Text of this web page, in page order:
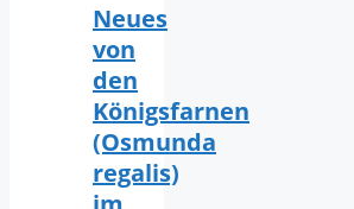
Neues
von
den
Königsfarnen
(Osmunda
regalis)